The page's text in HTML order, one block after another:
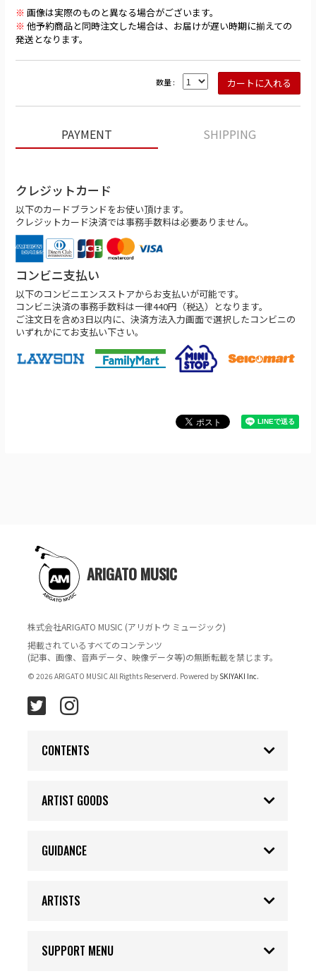
※ 画像は実際のものと異なる場合がございます。
※ 他予約商品と同時注文した場合は、お届けが遅い時期に揃えての
発送となります。
数量 :
PAYMENT SHIPPING
クレジットカード
以下のカードブランドをお使い頂けます。
クレジットカード決済では事務手数料は必要ありません。
コンビニ支払い
以下のコンビニエンスストアからお支払いが可能です。
コンビニ決済の事務手数料は一律440円（税込）となります。
ご注文日を含め3日以内に、決済方法入力画面で選択したコンビニの
いずれかにてお支払い下さい。
ARIGATO MUSIC
株式会社ARIGATO MUSIC (アリガトウ ミュージック)
掲載されているすべてのコンテンツ
(記事、画像、音声データ、映像データ等)の無断転載を禁じます。
© 2026 ARIGATO MUSIC All Rigthts Reserverd. Powered by SKIYAKI Inc.
CONTENTS
ARTIST GOODS
GUIDANCE
ARTISTS
SUPPORT MENU